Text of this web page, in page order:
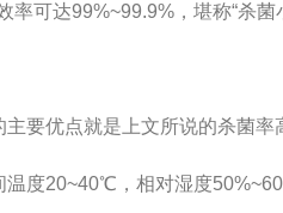
99%~99.9%，堪称“杀菌小
要优点就是上文所说的杀菌率高
20~40℃，相对湿度